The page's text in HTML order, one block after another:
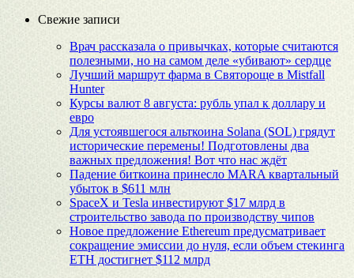
Свежие записи
Врач рассказала о привычках, которые считаются
полезными, но на самом деле «убивают» сердце
Лучший маршрут фарма в Святороще в Mistfall
Hunter
Курсы валют 8 августа: рубль упал к доллару и
евро
Для устоявшегося альткоина Solana (SOL) грядут
исторические перемены! Подготовлены два
важных предложения! Вот что нас ждёт
Падение биткоина принесло MARA квартальный
убыток в $611 млн
SpaceX и Tesla инвестируют $17 млрд в
строительство завода по производству чипов
Новое предложение Ethereum предусматривает
сокращение эмиссии до нуля, если объем стекинга
ETH достигнет $112 млрд